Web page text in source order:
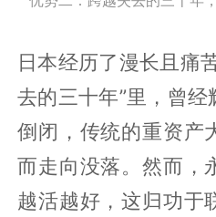
日本经历了漫长且痛
去的三十年”里，曾
倒闭，传统的重资产
而走向没落。然而，
越活越好，这归功于